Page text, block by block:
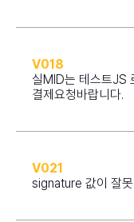
V018
실MID는 테스트JS
결제요청바랍니다.
V021
signature 값이 잘